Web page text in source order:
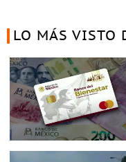
LO MÁS VISTO